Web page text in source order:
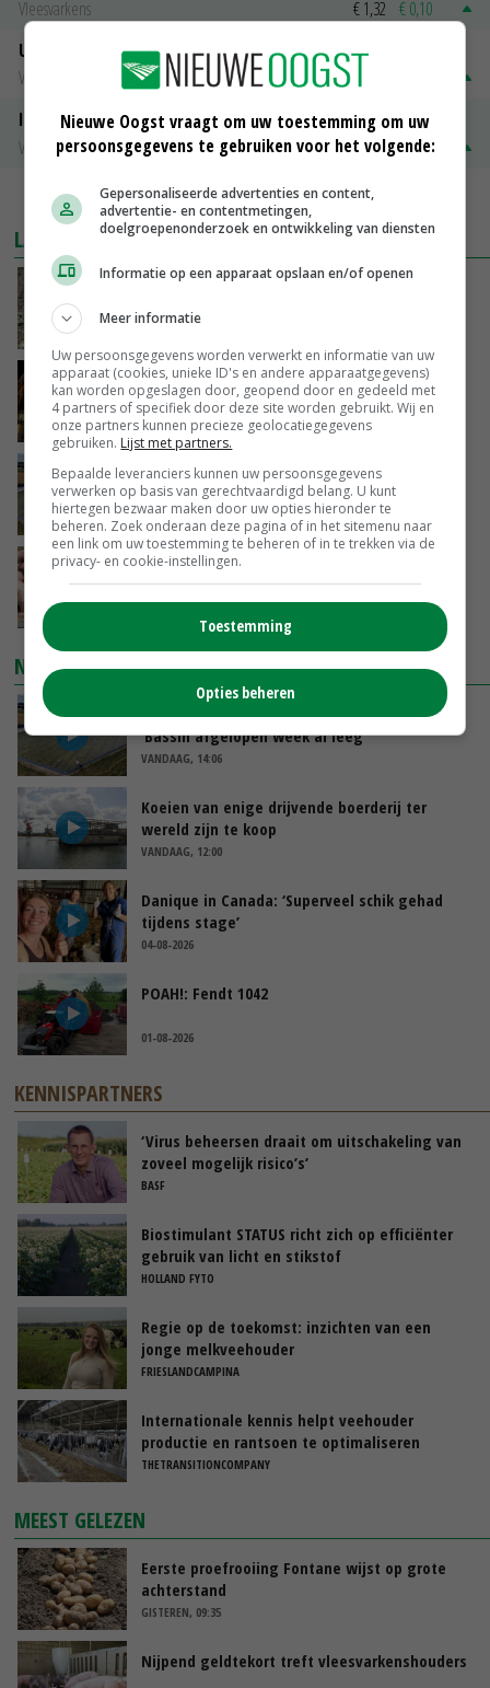
Vleesvarkens € 1,32 € 0,10
Uitbetaalprijs Van Rooi Meat
Vleesvarkens
ISN prijs Frankrijk
Vleesvarkens
€ 1,78 € 0,06
MEER MARKTPRIJZEN
LAATSTE NIEUWS
Emmeloord noteert eerste zaaiuien op
maximaal 20 euro
Spontane boerenacties in Twente en
Apeldoorn zetten de trend
VANDAAG, 14:48
Droogte veroorzaakt steeds meer problemen:
‘Bassin afgelopen week al leeg’
VANDAAG, 14:06
Tönnies pleit voor vaste varkensprijs voor
periode van zes maanden
NIEUWSTE VIDEO'S
Droogte veroorzaakt steeds meer problemen:
‘Bassin afgelopen week al leeg’
VANDAAG, 14:06
Koeien van enige drijvende boerderij ter
wereld zijn te koop
VANDAAG, 12:00
Danique in Canada: ‘Superveel schik gehad
tijdens stage’
04-08-2026
POAH!: Fendt 1042
01-08-2026
KENNISPARTNERS
‘Virus beheersen draait om uitschakeling van
zoveel mogelijk risico’s’
BASF
Biostimulant STATUS richt zich op efficiënter
gebruik van licht en stikstof
HOLLAND FYTO
Regie op de toekomst: inzichten van een
jonge melkveehouder
FRIESLANDCAMPINA
Internationale kennis helpt veehouder
productie en rantsoen te optimaliseren
THETRANSITIONCOMPANY
MEEST GELEZEN
Eerste proefrooiing Fontane wijst op grote
achterstand
GISTEREN, 09:35
Nijpend geldtekort treft vleesvarkenshouders
Nieuwe Oogst vraagt om uw toestemming om uw
persoonsgegevens te gebruiken voor het volgende:
Gepersonaliseerde advertenties en content,
advertentie- en contentmetingen,
doelgroepenonderzoek en ontwikkeling van diensten
Informatie op een apparaat opslaan en/of openen
Meer informatie
Uw persoonsgegevens worden verwerkt en informatie van uw
apparaat (cookies, unieke ID's en andere apparaatgegevens)
kan worden opgeslagen door, geopend door en gedeeld met
4 partners of specifiek door deze site worden gebruikt. Wij en
onze partners kunnen precieze geolocatiegegevens
gebruiken. Lijst met partners.
Bepaalde leveranciers kunnen uw persoonsgegevens
verwerken op basis van gerechtvaardigd belang. U kunt
hiertegen bezwaar maken door uw opties hieronder te
beheren. Zoek onderaan deze pagina of in het sitemenu naar
een link om uw toestemming te beheren of in te trekken via de
privacy- en cookie-instellingen.
Toestemming
Opties beheren